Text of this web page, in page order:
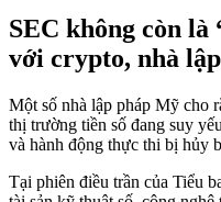
SEC không còn là
với crypto, nhà
Một số nhà lập pháp Mỹ cho
thị trường tiền số đang suy
và hành động thực thi bị hủy
Tại phiên điều trần của Tiểu